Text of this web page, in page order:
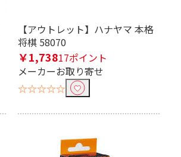
【アウトレット】ハナヤマ 本格
将棋 58070
￥1,73817ポイント
メーカーお取り寄せ
☆☆☆☆☆